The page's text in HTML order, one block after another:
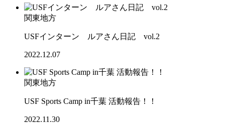
関東地方
USFインターン ルアさん日記 vol.2
2022.12.07
関東地方
USF Sports Camp in千葉 活動報告！！
2022.11.30